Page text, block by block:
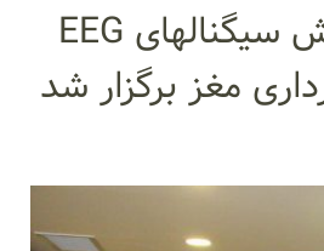
هفتمین کارگاه پیشرفته ثبت،تحلیل و پردازش سیگنالهای EEG